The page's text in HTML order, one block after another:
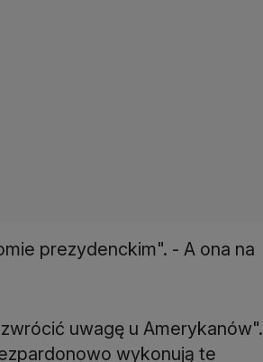
prezydenckim". - A ona na
uwagę u Amerykanów".
wykonują te